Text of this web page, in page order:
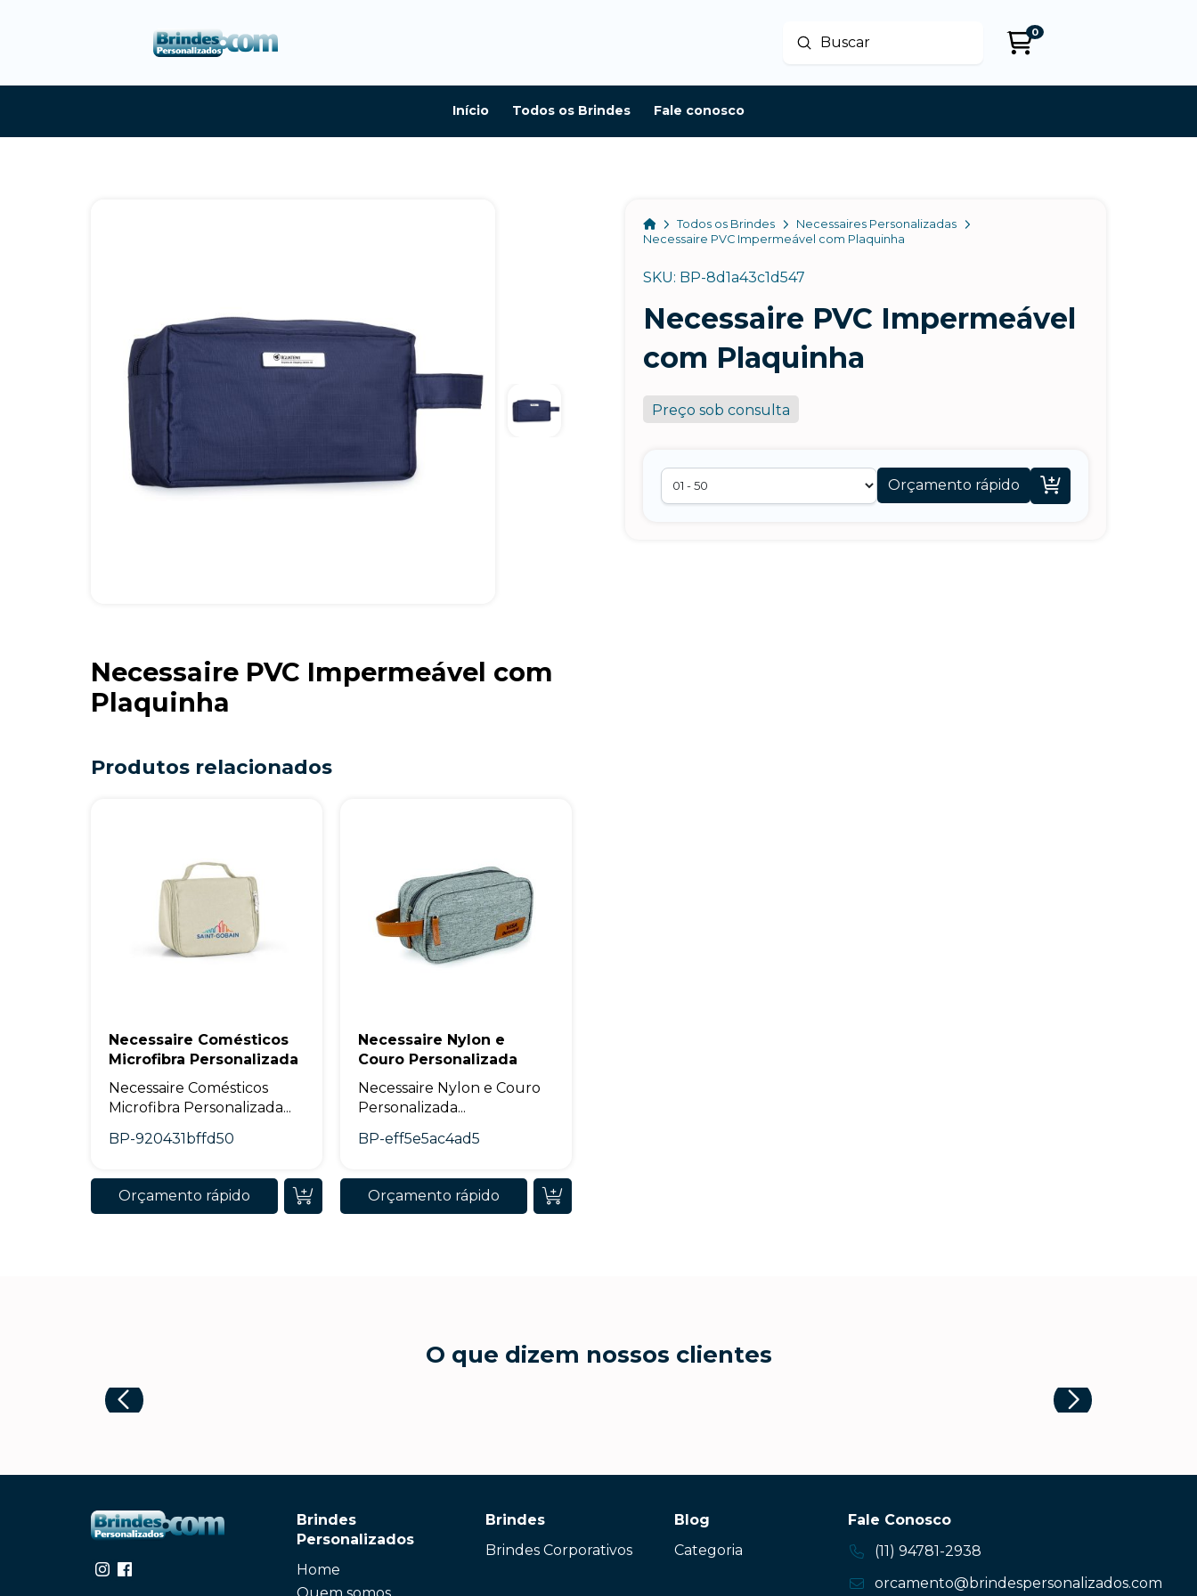
Buscar
Enviar
0
Início Todos os Brindes Fale conosco
HomeTodos os Brindes
Necessaires Personalizadas
Necessaire PVC Impermeável com Plaquinha
SKU: BP-8d1a43c1d547
Necessaire PVC Impermeável
com Plaquinha
Preço sob consulta
Orçamento rápido 
Necessaire PVC Impermeável com
Plaquinha
Produtos relacionados
Necessaire Comésticos
Microfibra Personalizada
Necessaire Comésticos
Microfibra Personalizada...
BP-920431bffd50
Orçamento rápido
Necessaire Nylon e
Couro Personalizada
Necessaire Nylon e Couro
Personalizada...
BP-eff5e5ac4ad5
Orçamento rápido
O que dizem nossos clientes
Brindes
Personalizados
Home
Brindes
Brindes Corporativos
Blog
Categoria
Fale Conosco
(11) 94781-2938
orcamento@brindespersonalizados.com
Brindes Personalizados
+55
Eu concordo em receber comunicações.
A nossa empresa está comprometida a proteger e respeitar sua
marketing. Você pode alterar suas preferências a qualquer
momento.